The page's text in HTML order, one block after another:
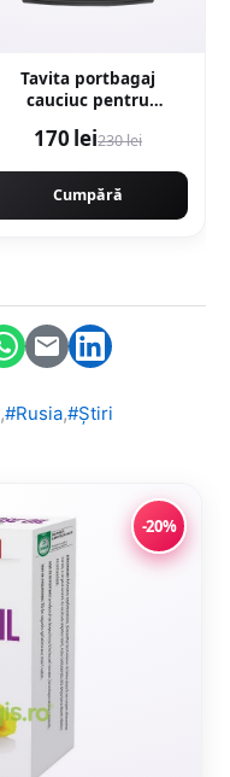
Tavita portbagaj
cauciuc pentru
Suv 10.18-
170 lei230 lei
Cumpără
,#Rusia,#Știri
-20%